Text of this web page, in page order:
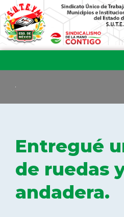
COMITÉ EJECUTIVO
COMISIÓN DE VIGILANCIA
Entregué
de ruedas
andadera.